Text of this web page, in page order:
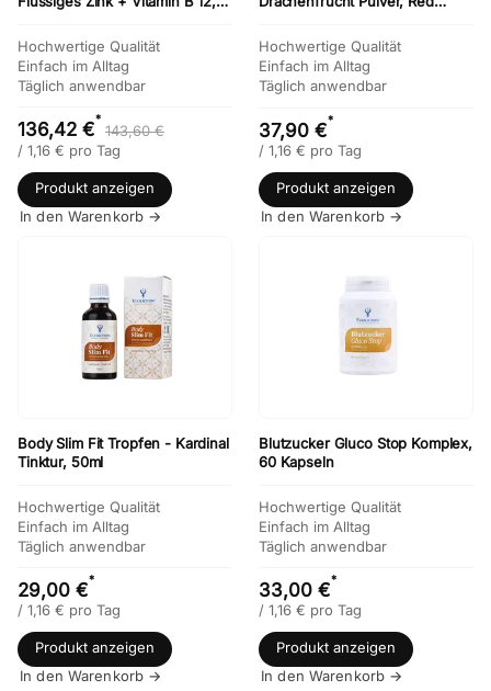
forte 600
Hochwertige Qualität
Einfach im Alltag
Täglich anwendbar
136,42 €*
143,60 €
/ 1,16 € pro Tag
Produkt anzeigen
In den Warenkorb →
Hochwertige Qualität
Einfach im Alltag
Täglich anwendbar
37,90 €*
/ 1,16 € pro Tag
Produkt anzeigen
In den Warenkorb →
Body Slim Fit Tropfen - Kardinal
Tinktur, 50ml
Hochwertige Qualität
Einfach im Alltag
Täglich anwendbar
29,00 €*
/ 1,16 € pro Tag
Produkt anzeigen
In den Warenkorb →
Blutzucker Gluco Stop Komplex,
60 Kapseln
Hochwertige Qualität
Einfach im Alltag
Täglich anwendbar
33,00 €*
/ 1,16 € pro Tag
Produkt anzeigen
In den Warenkorb →